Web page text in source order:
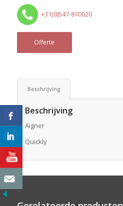
+31(0)547-870020
Offerte
Beschrijving
Beschrijving
Aigner
Quickly